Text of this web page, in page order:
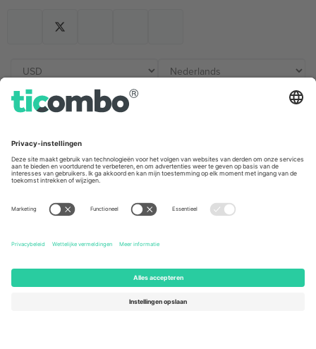
Unter den Linden 24, 10117
Berlin, Germany
167 City Road, London, Greater
131 Continental Dr, Suite 305,
Newark, Delaware 19713, United
Engelberg, Switzerland